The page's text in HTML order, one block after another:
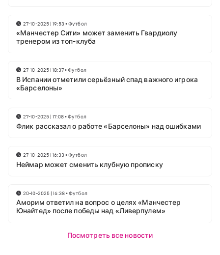
27-10-2025 | 19:53 •Футбол
«Манчестер Сити» может заменить Гвардиолу
тренером из топ-клуба
27-10-2025 | 18:37•Футбол
В Испании отметили серьёзный спад важного игрока
«Барселоны»
27-10-2025 | 17:08•Футбол
Флик рассказал о работе «Барселоны» над ошибками
27-10-2025 | 16:33 •Футбол
Неймар может сменить клубную прописку
20-10-2025 | 16:38•Футбол
Аморим ответил на вопрос о целях «Манчестер
Юнайтед» после победы над «Ливерпулем»
Посмотреть все новости